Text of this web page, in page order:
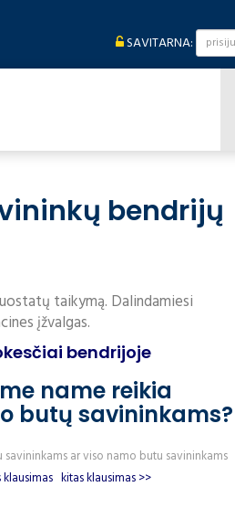
SAVITARNA:
bendrijų
taikymą. Dalindamiesi
įžvalgas.
bendrijoje
name reikia
butų savininkams?
ar viso namo butu savininkams
klausimas kitas klausimas >>